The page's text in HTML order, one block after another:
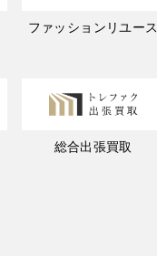
ファッションリユース
総合出張買取